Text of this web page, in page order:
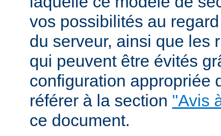
vos possibilités au
du serveur, ainsi que les
qui peuvent être évités
configuration appropriée
référer à la section "Avis
ce document.